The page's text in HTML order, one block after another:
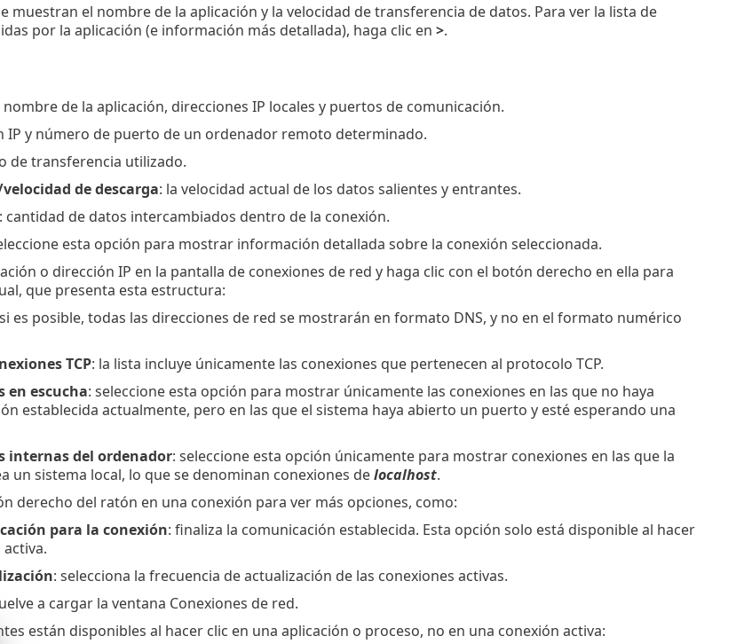
muestran el nombre de la aplicación y la velocidad de transferencia de datos. Para ver la lista de
por la aplicación (e información más detallada), haga clic en >.
nombre de la aplicación, direcciones IP locales y puertos de comunicación.
IP y número de puerto de un ordenador remoto determinado.
de transferencia utilizado.
de descarga: la velocidad actual de los datos salientes y entrantes.
cantidad de datos intercambiados dentro de la conexión.
esta opción para mostrar información detallada sobre la conexión seleccionada.
o dirección IP en la pantalla de conexiones de red y haga clic con el botón derecho en ella para
que presenta esta estructura:
es posible, todas las direcciones de red se mostrarán en formato DNS, y no en el formato numérico
TCP: la lista incluye únicamente las conexiones que pertenecen al protocolo TCP.
en escucha: seleccione esta opción para mostrar únicamente las conexiones en las que no haya
establecida actualmente, pero en las que el sistema haya abierto un puerto y esté esperando una
internas del ordenador: seleccione esta opción únicamente para mostrar conexiones en las que la
un sistema local, lo que se denominan conexiones delocalhost.
derecho del ratón en una conexión para ver más opciones, como:
para la conexión: finaliza la comunicación establecida. Esta opción solo está disponible al hacer
: selecciona la frecuencia de actualización de las conexiones activas.
a cargar la ventana Conexiones de red.
están disponibles al hacer clic en una aplicación o proceso, no en una conexión activa: